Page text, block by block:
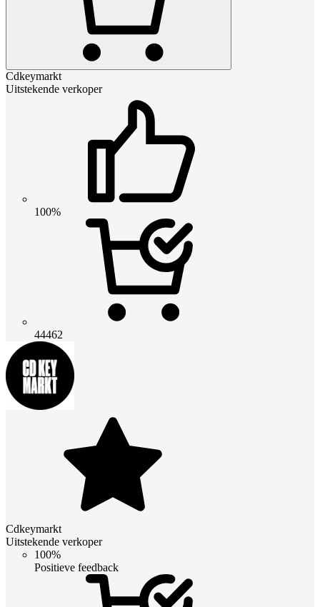
Cdkeymarkt
Uitstekende verkoper
100%
44462
Cdkeymarkt
Uitstekende verkoper
100%
Positieve feedback